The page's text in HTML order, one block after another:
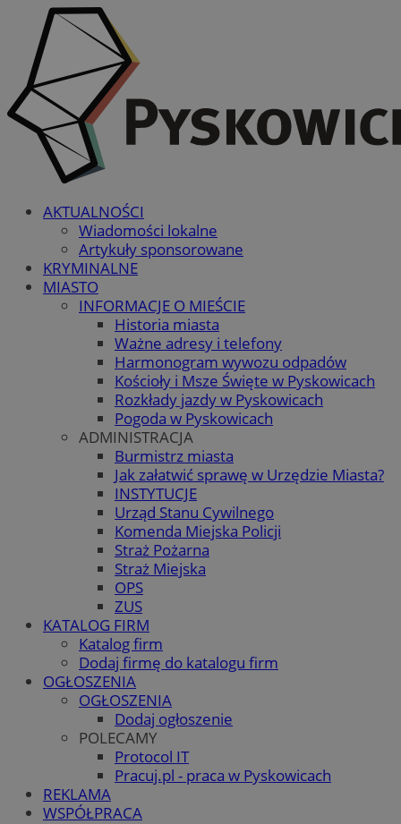
AKTUALNOŚCI
Wiadomości lokalne
Artykuły sponsorowane
KRYMINALNE
MIASTO
INFORMACJE O MIEŚCIE
Historia miasta
Ważne adresy i telefony
Harmonogram wywozu odpadów
Kościoły i Msze Święte w Pyskowicach
Rozkłady jazdy w Pyskowicach
Pogoda w Pyskowicach
ADMINISTRACJA
Burmistrz miasta
Jak załatwić sprawę w Urzędzie Miasta?
INSTYTUCJE
Urząd Stanu Cywilnego
Komenda Miejska Policji
Straż Pożarna
Straż Miejska
OPS
ZUS
KATALOG FIRM
Katalog firm
Dodaj firmę do katalogu firm
OGŁOSZENIA
OGŁOSZENIA
Dodaj ogłoszenie
POLECAMY
Protocol IT
Pracuj.pl - praca w Pyskowicach
REKLAMA
WSPÓŁPRACA